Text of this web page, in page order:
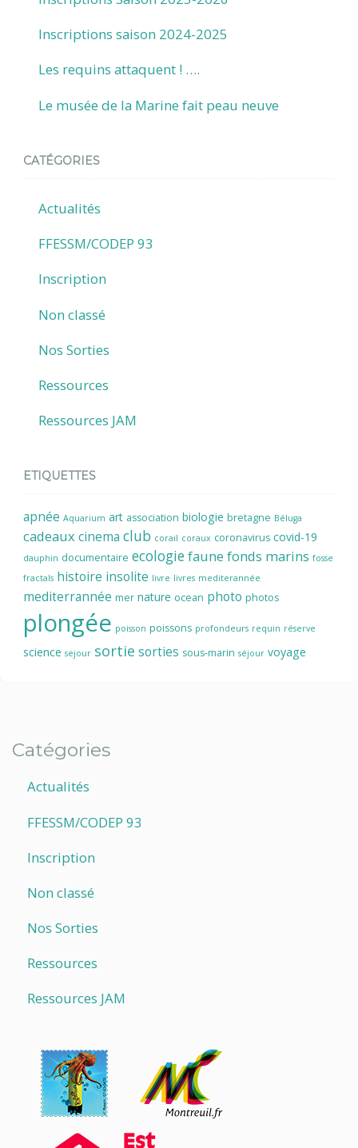
Inscriptions saison 2024-2025
Les requins attaquent ! ….
Le musée de la Marine fait peau neuve
CATÉGORIES
Actualités
FFESSM/CODEP 93
Inscription
Non classé
Nos Sorties
Ressources
Ressources JAM
ETIQUETTES
apnée Aquarium art association biologie bretagne Béluga
cadeaux cinema club corail coraux coronavirus covid-19
dauphin documentaire ecologiefaune fonds marins fosse
fractals histoire insolite livre livres mediterannée
mediterrannée mer nature ocean photo photos
plongée poisson poissons profondeurs requin réserve
science sejour sortie sorties sous-marin séjour voyage
Catégories
Actualités
FFESSM/CODEP 93
Inscription
Non classé
Nos Sorties
Ressources
Ressources JAM